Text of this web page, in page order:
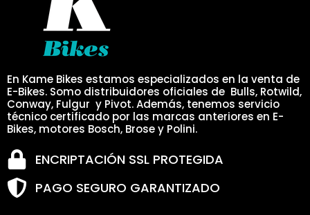
En Kame Bikes estamos especializados en la venta de
E-Bikes. Somo distribuidores oficiales de Bulls, Rotwild,
Conway, Fulgur y Pivot. Además, tenemos servicio
técnico certificado por las marcas anteriores en E-
Bikes, motores Bosch, Brose y Polini.
ENCRIPTACIÓN SSL PROTEGIDA
PAGO SEGURO GARANTIZADO